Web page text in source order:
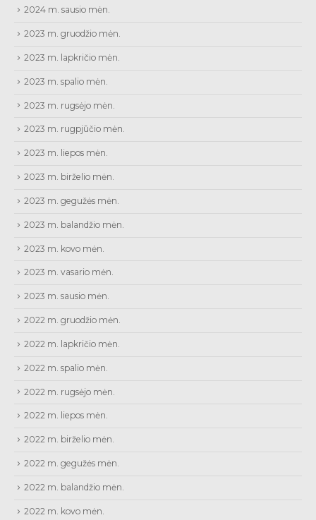
2024 m. sausio mėn.
2023 m. gruodžio mėn.
2023 m. lapkričio mėn.
2023 m. spalio mėn.
2023 m. rugsėjo mėn.
2023 m. rugpjūčio mėn.
2023 m. liepos mėn.
2023 m. birželio mėn.
2023 m. gegužės mėn.
2023 m. balandžio mėn.
2023 m. kovo mėn.
2023 m. vasario mėn.
2023 m. sausio mėn.
2022 m. gruodžio mėn.
2022 m. lapkričio mėn.
2022 m. spalio mėn.
2022 m. rugsėjo mėn.
2022 m. liepos mėn.
2022 m. birželio mėn.
2022 m. gegužės mėn.
2022 m. balandžio mėn.
2022 m. kovo mėn.